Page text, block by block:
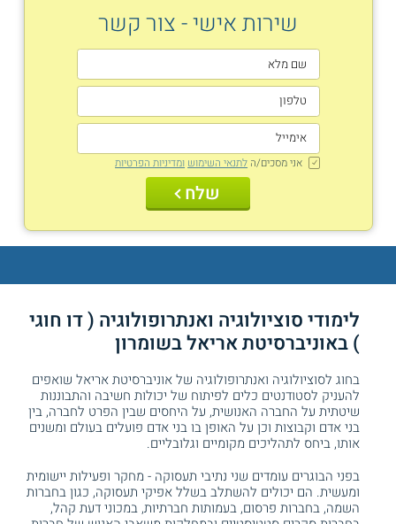
שירות אישי - צור קשר
אני מסכים/ה לתנאי השימוש ומדיניות הפרטיות
שלח
לימודי סוציולוגיה ואנתרופולוגיה ( דו חוגי
) באוניברסיטת אריאל בשומרון
בחוג לסוציולוגיה ואנתרופולוגיה של אוניברסיטת אריאל שואפים
להעניק לסטודנטים כלים לפיתוח של יכולות חשיבה והתבוננות
שיטתית על החברה האנושית, על היחסים שבין הפרט לחברה, בין
בני אדם וקבוצות וכן על האופן בו בני אדם פועלים בעולם ומשנים
אותו, ביחס לתהליכים מקומיים וגלובליים.
בפני הבוגרים עומדים שני נתיבי תעסוקה - מחקר ופעילות יישומית
ומעשית. הם יכולים להשתלב בשלל אפיקי תעסוקה, כגון בחברות
השמה, בחברות פרסום, בעמותות חברתיות, במכוני דעת קהל,